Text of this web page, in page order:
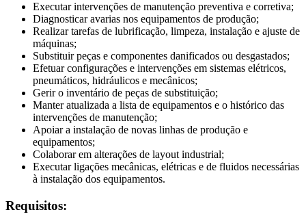
Executar intervenções de manutenção preventiva e corretiva;
Diagnosticar avarias nos equipamentos de produção;
Realizar tarefas de lubrificação, limpeza, instalação e ajuste de
máquinas;
Substituir peças e componentes danificados ou desgastados;
Efetuar configurações e intervenções em sistemas elétricos,
pneumáticos, hidráulicos e mecânicos;
Gerir o inventário de peças de substituição;
Manter atualizada a lista de equipamentos e o histórico das
intervenções de manutenção;
Apoiar a instalação de novas linhas de produção e
equipamentos;
Colaborar em alterações de layout industrial;
Executar ligações mecânicas, elétricas e de fluidos necessárias
à instalação dos equipamentos.
Requisitos: